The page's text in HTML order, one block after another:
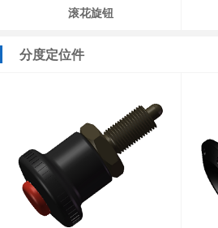
滚花旋钮
分度定位件